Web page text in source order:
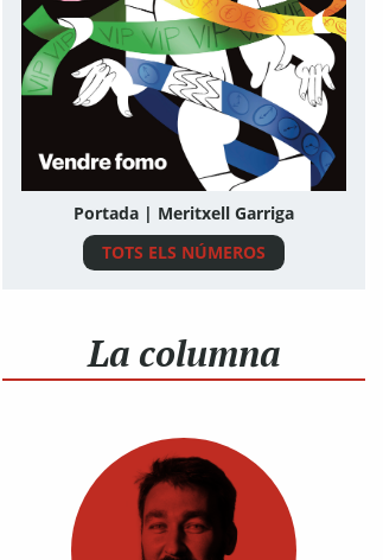
Portada | Meritxell Garriga
TOTS ELS NÚMEROS
La columna